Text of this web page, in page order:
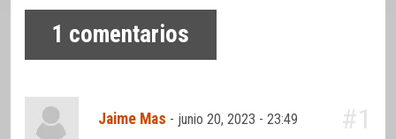
1 comentarios
Jaime Mas - junio 20, 2023 - 23:49 #1